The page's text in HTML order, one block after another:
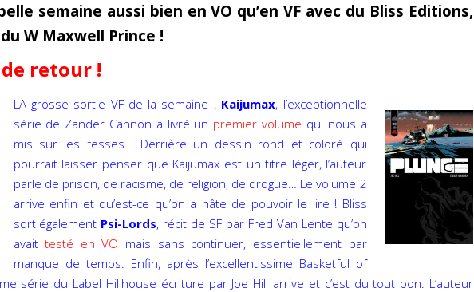
semaine aussi bien en VO qu’en VF avec du Bliss Editions,
W Maxwell Prince !
retour !
LA grosse sortie VF de la semaine ! Kaijumax, l’exceptionnelle
série de Zander Cannon a livré un premier volume qui nous a
mis sur les fesses ! Derrière un dessin rond et coloré qui
pourrait laisser penser que Kaijumax est un titre léger, l’auteur
parle de prison, de racisme, de religion, de drogue… Le volume 2
arrive enfin et qu’est-ce qu’on a hâte de pouvoir le lire ! Bliss
sort également Psi-Lords, récit de SF par Fred Van Lente qu’on
avaittesté en VO mais sans continuer, essentiellement par
manque de temps. Enfin, après l’excellentissime Basketful of
série du Label Hillhouse écriture par Joe Hill arrive et c’est du tout bon. L’auteur